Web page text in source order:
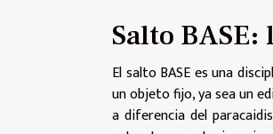
Salto
El salto BASE es una
un objeto fijo, ya sea un
a diferencia del